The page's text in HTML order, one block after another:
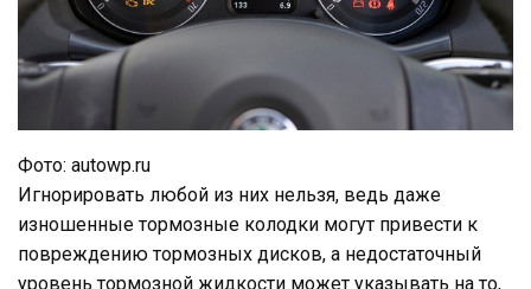
Фото: autowp.ru
Игнорировать любой из них нельзя, ведь даже
изношенные тормозные колодки могут привести к
повреждению тормозных дисков, а недостаточный
уровень тормозной жидкости может указывать на то,